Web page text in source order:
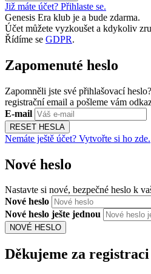
Již máte účet? Přihlaste se.
Genesis Era klub je a bude zdarma.
Účet můžete vyzkoušet a kdykoliv
Řídíme se GDPR.
Zapomenuté heslo
Zapomněli jste své přihlašovací
registrační email a pošleme vám
E-mail
RESET HESLA
Nemáte ještě účet? Vytvořte si ho zde.
Nové heslo
Nastavte si nové, bezpečné heslo k
Nové heslo
Nové heslo ješte jednou
NOVÉ HESLO
Děkujeme za registraci